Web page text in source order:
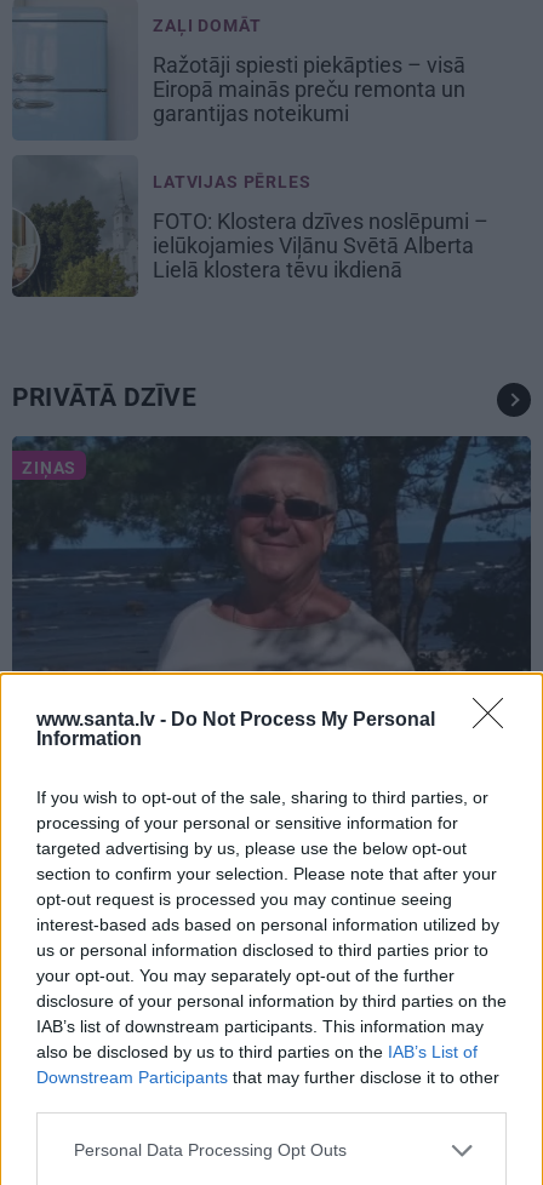
www.santa.lv - Do Not Process My Personal
Information
If you wish to opt-out of the sale, sharing to third parties, or
processing of your personal or sensitive information for
targeted advertising by us, please use the below opt-out
section to confirm your selection. Please note that after your
opt-out request is processed you may continue seeing
interest-based ads based on personal information utilized by
us or personal information disclosed to third parties prior to
your opt-out. You may separately opt-out of the further
disclosure of your personal information by third parties on the
IAB’s list of downstream participants. This information may
also be disclosed by us to third parties on the IAB’s List of
Downstream Participants that may further disclose it to other
Personal Data Processing Opt Outs
ZAĻI DOMĀT
Ražotāji spiesti piekāpties – visā
Eiropā mainās preču remonta un
garantijas noteikumi
LATVIJAS PĒRLES
FOTO: Klostera dzīves noslēpumi –
ielūkojamies Viļānu Svētā Alberta
Lielā klostera tēvu ikdienā
PRIVĀTĀ DZĪVE
ZIŅAS
Aktierim Andrim Bērziņam miljonārs
PERSONĪBAS
Džilindžera mīļoto Lindu Kalniņu
piemeklējušas savādas sajūtas. Viņa